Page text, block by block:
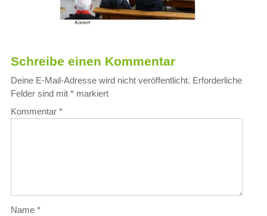
Schreibe einen Kommentar
Deine E-Mail-Adresse wird nicht veröffentlicht. Erforderliche
Felder sind mit *markiert
Kommentar *
Name *